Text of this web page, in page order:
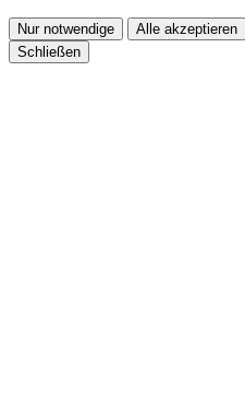
Nur notwendige
Alle akzeptieren
Schließen